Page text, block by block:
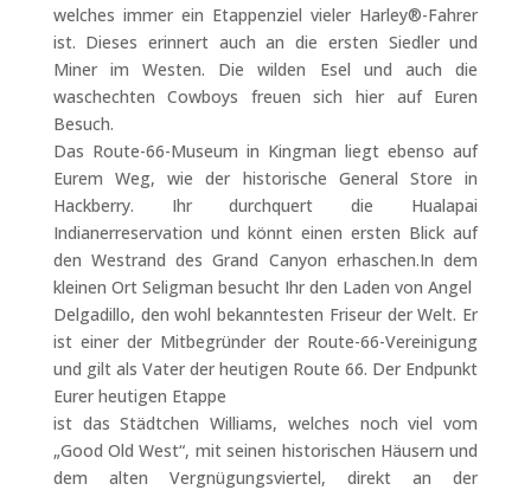
welches immer ein Etappenziel vieler Harley®-Fahrer
ist. Dieses erinnert auch an die ersten Siedler und
Miner im Westen. Die wilden Esel und auch die
waschechten Cowboys freuen sich hier auf Euren
Besuch.
Das Route-66-Museum in Kingman liegt ebenso auf
Eurem Weg, wie der historische General Store in
Hackberry. Ihr durchquert die Hualapai
Indianerreservation und könnt einen ersten Blick auf
den Westrand des Grand Canyon erhaschen.In dem
kleinen Ort Seligman besucht Ihr den Laden von Angel
Delgadillo, den wohl bekanntesten Friseur der Welt. Er
ist einer der Mitbegründer der Route-66-Vereinigung
und gilt als Vater der heutigen Route 66. Der Endpunkt
Eurer heutigen Etappe
ist das Städtchen Williams, welches noch viel vom
„Good Old West“, mit seinen historischen Häusern und
dem alten Vergnügungsviertel, direkt an der